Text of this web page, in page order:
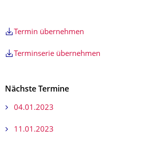
Termin übernehmen
Terminserie übernehmen
Nächste Termine
04.01.2023
11.01.2023